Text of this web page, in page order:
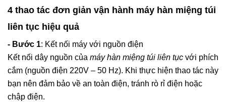
4 thao tác đơn giản vận hành máy hàn miệng túi
liên tục hiệu quả
- Bước 1: Kết nối máy với nguồn điện
Kết nối dây nguồn của máy hàn miệng túi liên tục với phích
cắm (nguồn điện 220V – 50 Hz). Khi thực hiện thao tác này
bạn nên đảm bảo về an toàn điện, tránh rò rỉ điện hoặc
chập điện.